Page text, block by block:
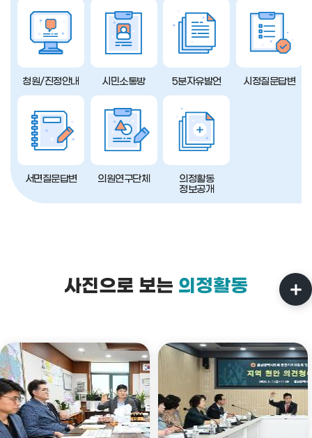
청원/진정안내 시민소통방 5분자유발언 시정질문답변
서면질문답변 의원연구단체
의정활동
정보공개
사진으로 보는 의정활동